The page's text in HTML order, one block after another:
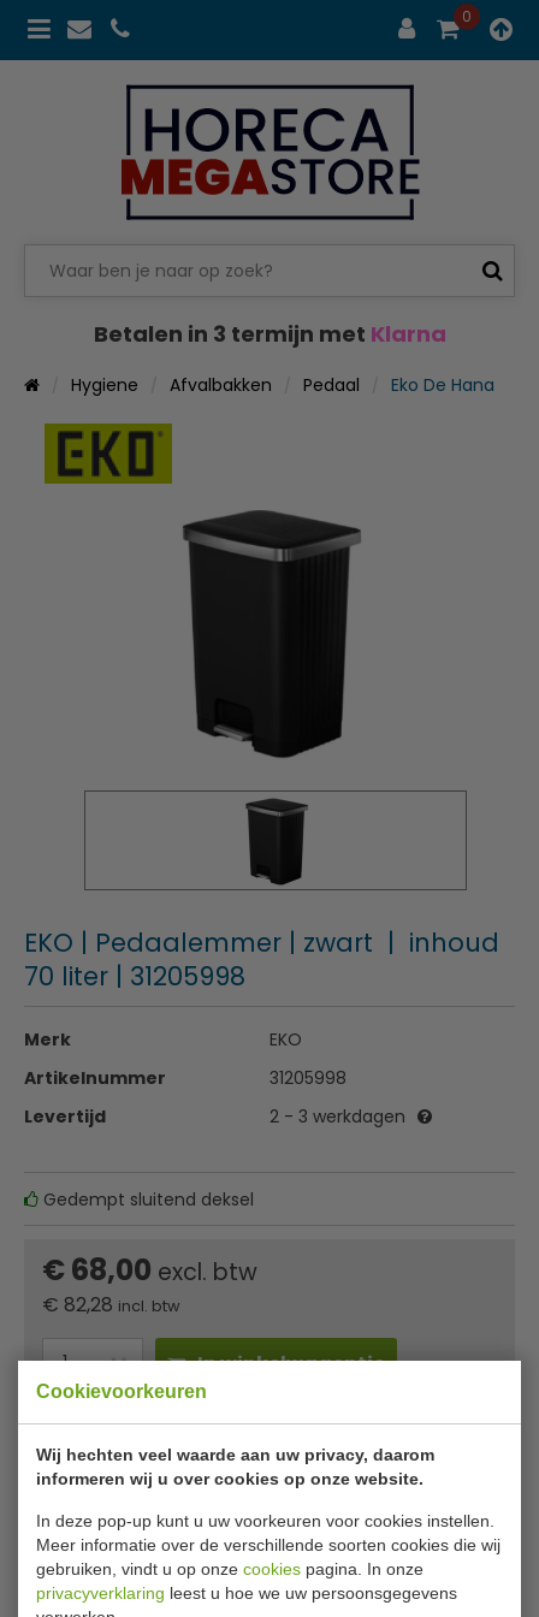
Cookievoorkeuren
Wij hechten veel waarde aan uw privacy, daarom
informeren wij u over cookies op onze website.
In deze pop-up kunt u uw voorkeuren voor cookies instellen.
Meer informatie over de verschillende soorten cookies die wij
gebruiken, vindt u op onze cookies pagina. In onze
privacyverklaring leest u hoe we uw persoonsgegevens
0
Betalen in 3 termijn met Klarna
Hygiene Afvalbakken Pedaal Eko De Hana
EKO | Pedaalemmer | zwart | inhoud
70 liter | 31205998
Merk
EKO
Artikelnummer
31205998
Levertijd
2 - 3 werkdagen
Gedempt sluitend deksel
€ 68,00 excl. btw
€ 82,28 incl. btw
In winkelwagentje
✔ Gratis verzending* ✔ 24 uur levering ✔ Laagste
prijsgarantie
Eko Hana pedaalemmer 70 liter